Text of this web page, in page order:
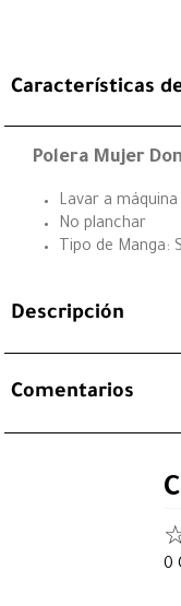
Características
Polera Mujer
Lavar a
No planchar
Tipo de Manga:
Descripción
Comentarios
0